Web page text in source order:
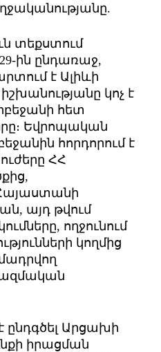
տեքստում
ին ընդառաջ,
է Ալիևի
կոչ է
հետ
Եվրոպական
հորդորում է
ՀՀ
այդ թվում
ողջունում
կողմից
Արցախի
իրացման